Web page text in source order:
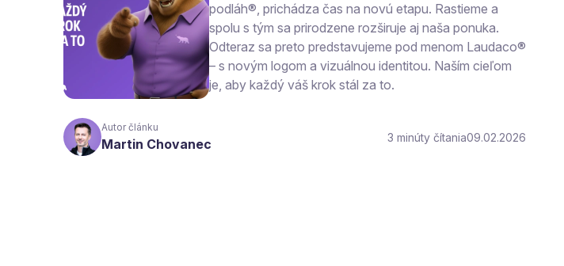
podláh®, prichádza čas na novú etapu. Rastieme a
spolu s tým sa prirodzene rozširuje aj naša ponuka.
Odteraz sa preto predstavujeme pod menom Laudaco®
– s novým logom a vizuálnou identitou. Naším cieľom
je, aby každý váš krok stál za to.
Autor článku
Martin Chovanec 3 čítania09.02.2026